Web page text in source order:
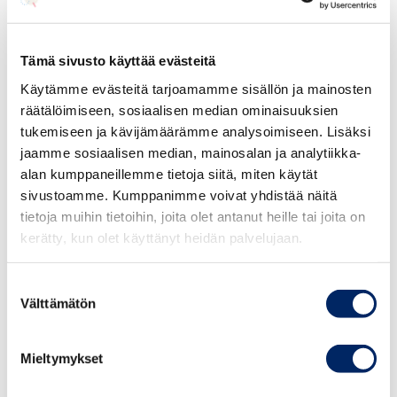
Tämä sivusto käyttää evästeitä
Käytämme evästeitä tarjoamamme sisällön ja mainosten
räätälöimiseen, sosiaalisen median ominaisuuksien
tukemiseen ja kävijämäärämme analysoimiseen. Lisäksi
jaamme sosiaalisen median, mainosalan ja analytiikka-
alan kumppaneillemme tietoja siitä, miten käytät
sivustoamme. Kumppanimme voivat yhdistää näitä
tietoja muihin tietoihin, joita olet antanut heille tai joita on
kerätty, kun olet käyttänyt heidän palvelujaan.
valinta
Välttämätön
Mieltymykset
hyvän markkinointitavan vastainen, jos siinä väitetään tai
taloudellisesti tai kulturellisesti alempiarvoinen kuin
toisen, tai jos mainoksessa ylläpidetään kaavamaista
roolikäsitystä siitä, mikä on tyypillistä tai tunnusomaista
naisille tai miehille tai heidän persoonallisuudelleen tai
työskentelylleen.
Mainoksen tarkoituksena on houkutella nuoria
opiskelemaan insinööriksi. Ensimmäisessä mainoksessa
on kuva miesinsinöörin jalkaan tarrautuneesta nuoresta
julkaistussa mainoksessa on kuva naisen hameen
Mainonnan eettinen neuvosto voi tarkastella ja arvioida